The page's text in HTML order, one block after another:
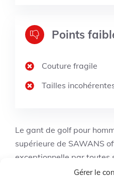
Gérer le
Points
Couture fragile
Tailles
Le gant de golf pour
supérieure de SAWANS
exceptionnelle par toutes
antidérapante et